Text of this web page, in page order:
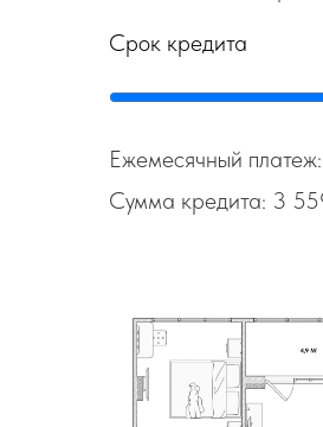
Срок кредита
Ежемесячный платеж:
Сумма кредита: 3